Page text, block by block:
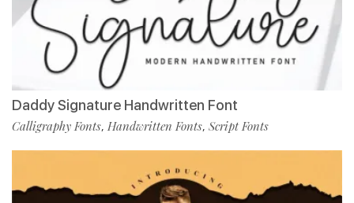
Daddy Signature Handwritten Font
Calligraphy Fonts, Handwritten Fonts, Script Fonts